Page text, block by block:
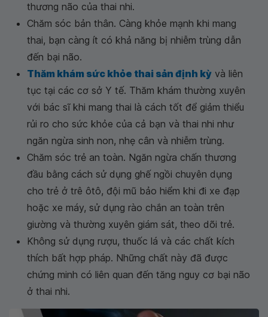
thương não của thai nhi.
Chăm sóc bản thân. Càng khỏe mạnh khi mang
thai, bạn càng ít có khả năng bị nhiễm trùng dẫn
đến bại não.
Thăm khám sức khỏe thai sản định kỳ và liên
tục tại các cơ sở Y tế. Thăm khám thường xuyên
với bác sĩ khi mang thai là cách tốt để giảm thiểu
rủi ro cho sức khỏe của cả bạn và thai nhi như
ngăn ngừa sinh non, nhẹ cân và nhiễm trùng.
Chăm sóc trẻ an toàn. Ngăn ngừa chấn thương
đầu bằng cách sử dụng ghế ngồi chuyên dụng
cho trẻ ở trê ôtô, đội mũ bảo hiểm khi đi xe đạp
hoặc xe máy, sử dụng rào chắn an toàn trên
giường và thường xuyên giám sát, theo dõi trẻ.
Không sử dụng rượu, thuốc lá và các chất kích
thích bất hợp pháp. Những chất này đã được
chứng minh có liên quan đến tăng nguy cơ bại não
ở thai nhi.